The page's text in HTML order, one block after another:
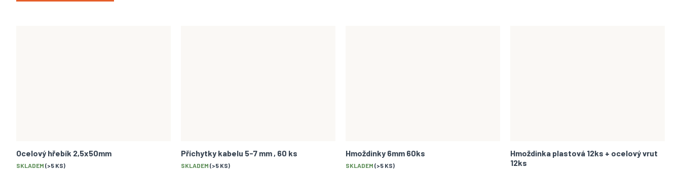
Ocelový hřebík 2,5x50mm
SKLADEM (>5 KS)
Příchytky kabelu 5-7 mm , 60 ks
SKLADEM (>5 KS)
Hmoždinky 6mm 60ks
SKLADEM (>5 KS)
Hmoždinka plastová 12ks + ocelový vrut
12ks